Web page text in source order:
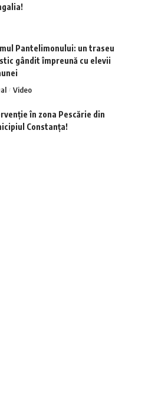
Pantelimonului: un traseu
gândit împreună cu elevii
Video
în zona Pescărie din
Constanța!